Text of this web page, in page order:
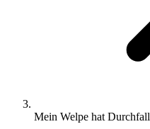
Mein Welpe hat Durchfall